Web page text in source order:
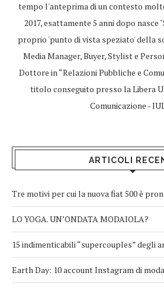
tempo l'anteprima di un contesto
2017, esattamente 5 anni dopo nasce
proprio 'punto di vista speziato' della
Media Manager, Buyer, Stylist e
Dottore in “Relazioni Pubbliche e
titolo conseguito presso la Libera
Comunicazione -
ARTICOLI
Tre motivi per cui la nuova fiat 500 è
LO YOGA. UN’ONDATA MODAIOLA?
15 indimenticabili “supercouples” degli
Earth Day: 10 account Instagram di